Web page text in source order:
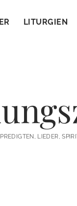
LITURGIEN
PREDIGTEN, LIEDER,